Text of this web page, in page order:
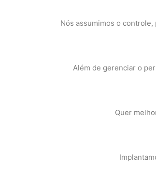
Nós assumimos o
Além de gerenciar o
Quer